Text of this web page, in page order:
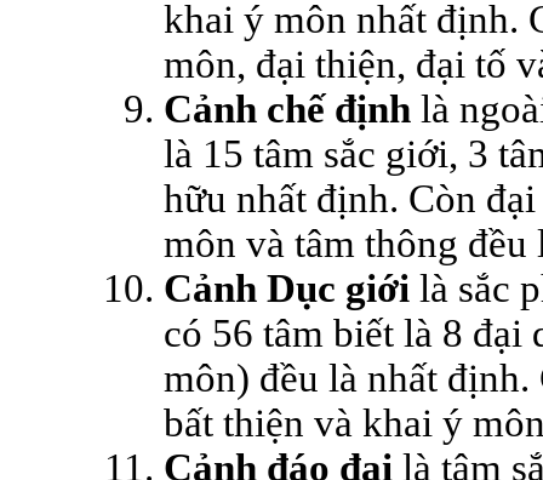
khai ý môn nhất định.
môn, đại thiện, đại tố
Cảnh chế định là
là 15 tâm sắc giới, 3
hữu nhất định. Còn
môn và tâm thông đều
Cảnh Dục giới là sắc
có 56 tâm biết là 8 đại
môn) đều là nhất
bất thiện và khai ý
Cảnh đáo đại là tâm